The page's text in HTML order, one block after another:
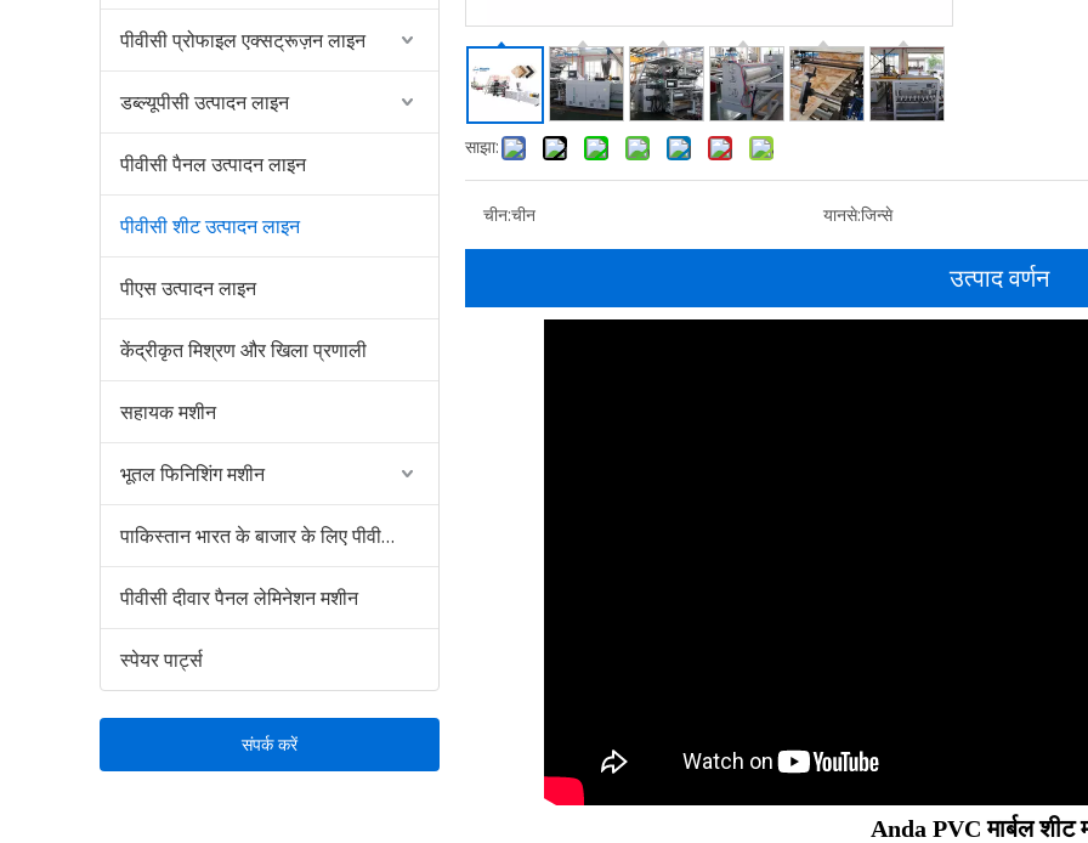
पीवीसी प्रोफाइल एक्सट्रूज़न लाइन
डब्ल्यूपीसी उत्पादन लाइन
पीवीसी पैनल उत्पादन लाइन
पीवीसी शीट उत्पादन लाइन
पीएस उत्पादन लाइन
केंद्रीकृत मिश्रण और खिला प्रणाली
सहायक मशीन
भूतल फिनिशिंग मशीन
पाकिस्तान भारत के बाजार के लिए पीवीसी डब्ल्यूपीसी दीवार पैनल उत्पादन लाइन
पीवीसी दीवार पैनल लेमिनेशन मशीन
स्पेयर पार्ट्स
संपर्क करें
साझा:
चीन:चीन यानसे:जिन्से
उत्पाद वर्णन
Anda PVC मार्बल शीट